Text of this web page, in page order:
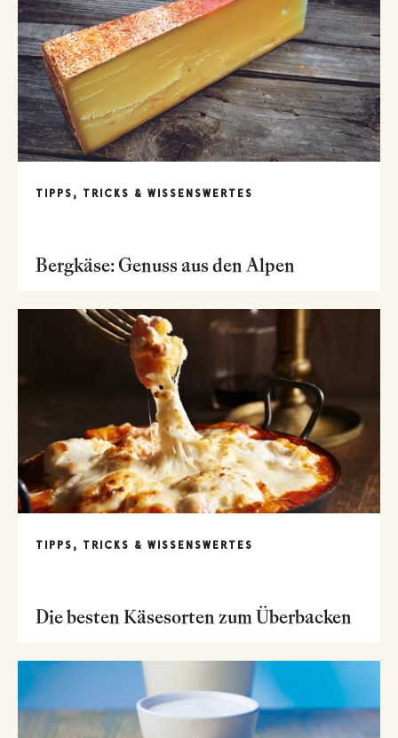
TIPPS, TRICKS & WISSENSWERTES
Bergkäse: Genuss aus den Alpen
TIPPS, TRICKS & WISSENSWERTES
Die besten Käsesorten zum Überbacken